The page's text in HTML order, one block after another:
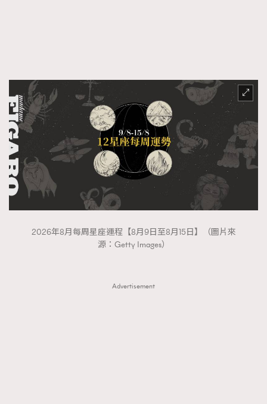
2026年8月每周星座運程【8月9日至8月15日】（圖片來
源：Getty Images）
Advertisement